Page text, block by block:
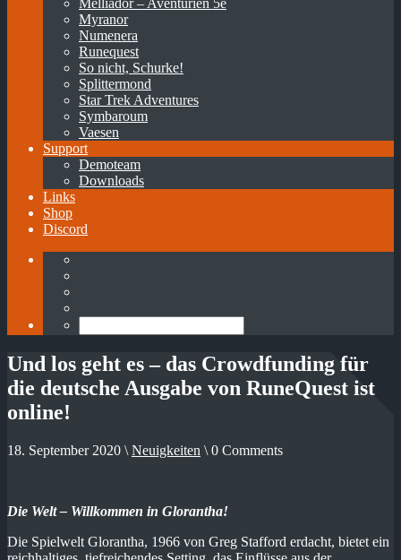
Myranor
Numenera
Runequest
So nicht, Schurke!
Splittermond
Star Trek Adventures
Symbaroum
Vaesen
Support
Demoteam
Downloads
Links
Shop
Discord
Und los geht es – das Crowdfunding für
die deutsche Ausgabe von RuneQuest ist
online!
18. September 2020 \ Neuigkeiten \ 0 Comments
Die Welt – Willkommen in Glorantha!
Die Spielwelt Glorantha, 1966 von Greg Stafford erdacht, bietet ein